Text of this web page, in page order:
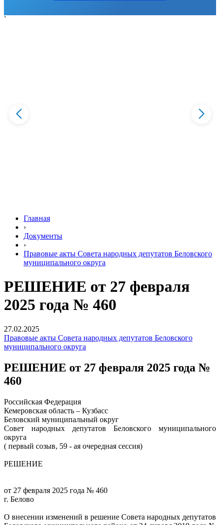
`
Главная
›
Документы
›
Правовые акты Совета народных депутатов Беловского
муниципального округа
РЕШЕНИЕ от 27 февраля
2025 года № 460
27.02.2025
Правовые акты Совета народных депутатов Беловского
муниципального округа
РЕШЕНИЕ от 27 февраля 2025 года №
460
Российская Федерация
Кемеровская область – Кузбасс
Беловский муниципальный округ
Совет народных депутатов Беловского муниципального
округа
( первый созыв, 59 - ая очередная сессия)
РЕШЕНИЕ
от 27 февраля 2025 года № 460
г. Белово
О внесении изменений в решение Совета народных депутатов